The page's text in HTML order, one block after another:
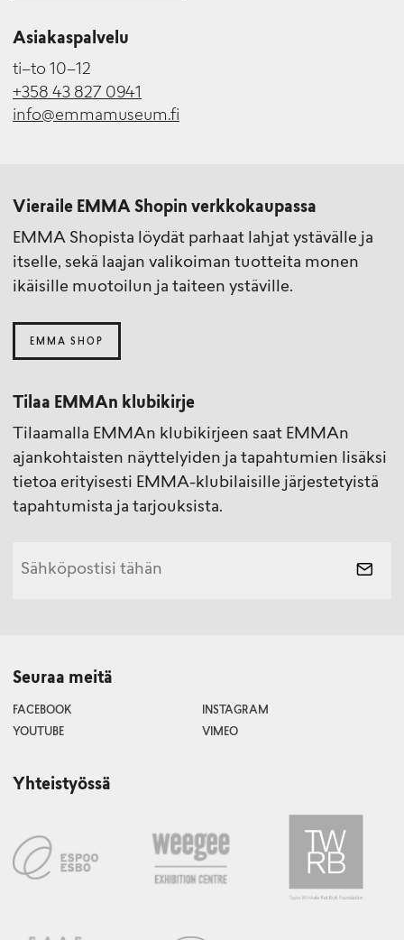
Asiakaspalvelu
ti–to 10–12
+358 43 827 0941
info@emmamuseum.fi
Vieraile EMMA Shopin verkkokaupassa
EMMA Shopista löydät parhaat lahjat ystävälle ja
itselle, sekä laajan valikoiman tuotteita monen
ikäisille muotoilun ja taiteen ystäville.
EMMA SHOP
Tilaa EMMAn klubikirje
Tilaamalla EMMAn klubikirjeen saat EMMAn
ajankohtaisten näyttelyiden ja tapahtumien lisäksi
tietoa erityisesti EMMA-klubilaisille järjestetyistä
tapahtumista ja tarjouksista.
Seuraa meitä
FACEBOOK
INSTAGRAM
YOUTUBE
VIMEO
Yhteistyössä